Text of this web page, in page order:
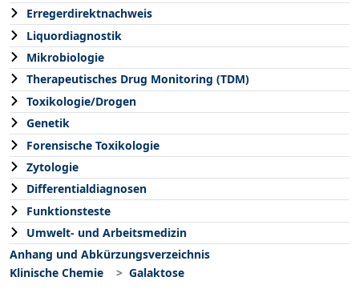
Erregerdirektnachweis
Liquordiagnostik
Mikrobiologie
Therapeutisches Drug Monitoring (TDM)
Toxikologie/Drogen
Genetik
Forensische Toxikologie
Zytologie
Differentialdiagnosen
Funktionsteste
Umwelt- und Arbeitsmedizin
Anhang und Abkürzungsverzeichnis
Klinische Chemie
Galaktose